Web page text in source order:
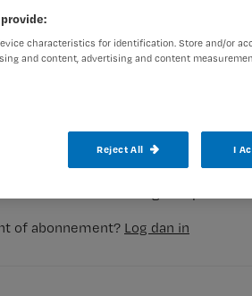
artikel lezen?
of abonnement? Log dan in
characteristics for identification. Store and/or
and content, advertising and content
Reject All I